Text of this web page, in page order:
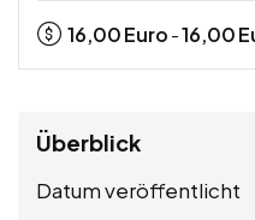
16,00Euro -16,00
Überblick
Datum veröffentlicht